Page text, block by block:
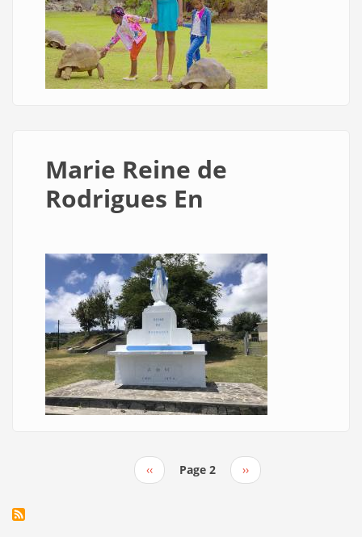
Marie Reine de
Rodrigues En
Previous
page
‹‹ Page 2
Next
page
››